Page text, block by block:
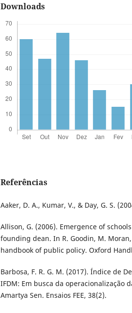
Downloads
Referências
Aaker, D. A., Kumar, V., & Day, G. S.
Allison, G. (2006). Emergence of
founding dean. In R. Goodin, M.
handbook of public policy. Oxford
Barbosa, F. R. G. M. (2017). Índice de
IFDM: Em busca da operacionalização
Amartya Sen. Ensaios FEE, 38(2).